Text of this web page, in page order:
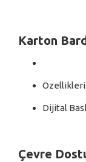
Karton
Özellikleri
Dijital
Çevre